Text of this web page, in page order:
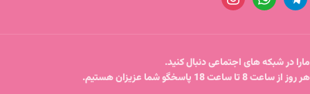
مارا در شبکه های اجتماعی دنبال کنید.
هر روز از ساعت 8 تا ساعت 18 پاسخگو شما عزیزان هستیم.